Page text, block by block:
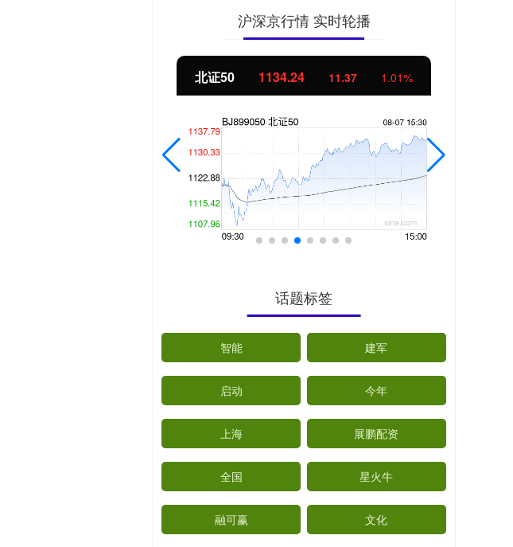
沪深京行情 实时轮播
北证50 1134.24 11.37 1.01%
话题标签
智能 建军
启动 今年
上海 展鹏配资
全国 星火牛
融可赢 文化